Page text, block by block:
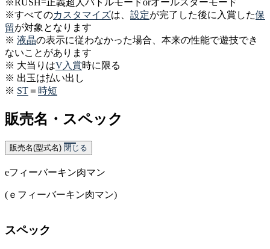
※すべてのカスタマイズは、 設定が完了した後に入賞した保
留が対象となります
※ 液晶の表示に従わなかった場合、本来の性能で遊技でき
ないことがあります
※ 大当りはV入賞時に限る
※ 出玉は払い出し
※ ST ＝ 時短
販売名・スペック
販売名(型式名) 閉じる
eフィーバーキン肉マン
(ｅフィーバーキン肉マン)
スペック